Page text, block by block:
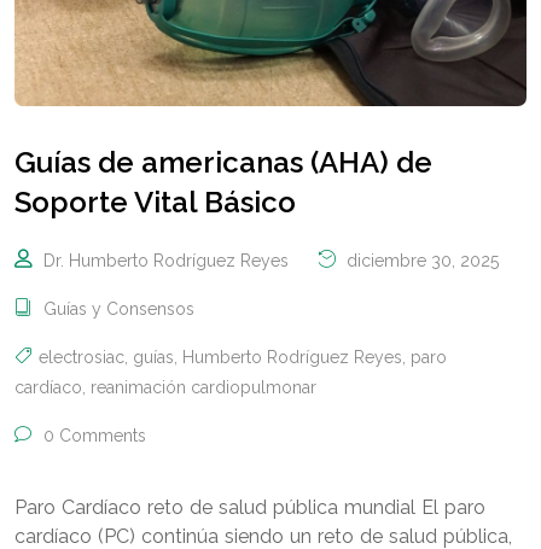
Guías de americanas (AHA) de
Soporte Vital Básico
Dr. Humberto Rodríguez Reyes diciembre 30, 2025
Guías y Consensos
electrosiac guías Humberto Rodríguez Reyes paro
cardíaco reanimación cardiopulmonar
0 Comments
Paro Cardíaco reto de salud pública mundial El paro
cardíaco (PC) continúa siendo un reto de salud pública,